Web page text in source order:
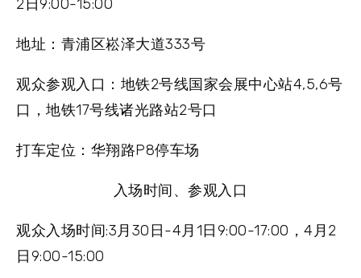
2日9:00-15:00
地址 ：青浦区崧泽大道333号
观众参观入口 ：地铁2号线国家会展中心站4,5,6号
口，地铁17号线诸光路站2号口
打车定位 ：华翔路P8停车场
入场时间、参观入口
观众入场时间:3月30日-4月1日9:00-17:00，4月2
日9:00-15:00